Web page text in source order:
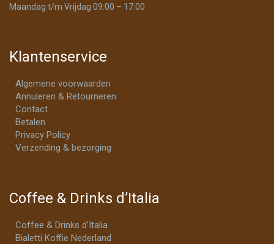
Maandag t/m Vrijdag 09:00 – 17:00
Klantenservice
Algemene voorwaarden
Annuleren & Retourneren
Contact
Betalen
Privacy Policy
Verzending & bezorging
Coffee & Drinks d’Italia
Coffee & Drinks d’Italia
Bialetti Koffie Nederland